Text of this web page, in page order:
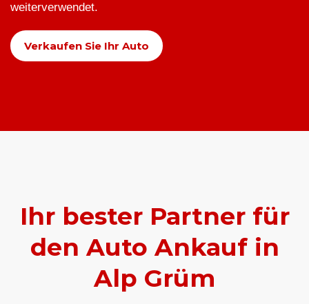
weiterverwendet.
Verkaufen Sie Ihr Auto
Ihr bester Partner für
den Auto Ankauf in
Alp Grüm